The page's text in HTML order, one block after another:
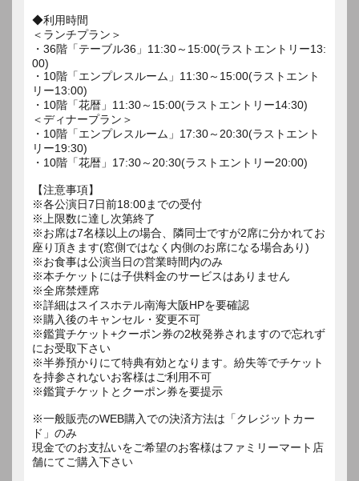
◆利用時間
＜ランチプラン＞
・36階「テーブル36」11:30～15:00(ラストエントリー13:
00)
・10階「エンプレスルーム」11:30～15:00(ラストエント
リー13:00)
・10階「花暦」11:30～15:00(ラストエントリー14:30)
＜ディナープラン＞
・10階「エンプレスルーム」17:30～20:30(ラストエント
リー19:30)
・10階「花暦」17:30～20:30(ラストエントリー20:00)
【注意事項】
※各公演日7日前18:00までの受付
※上限数に達し次第終了
※お席は7名様以上の場合、隣同士ですが2席に分かれてお
座り頂きます(窓側ではなく内側のお席になる場合あり)
※お食事は公演当日の営業時間内のみ
※本チケットには子供料金のサービスはありません
※全席禁煙席
※詳細はスイスホテル南海大阪HPを要確認
※購入後のキャンセル・変更不可
※鑑賞チケット+クーポン券の2枚発券されますので忘れず
にお受取下さい
※半券預かりにて特典有効となります。紛失等でチケット
を持参されないお客様はご利用不可
※鑑賞チケットとクーポン券を要提示
※一般販売のWEB購入での決済方法は「クレジットカー
ド」のみ
現金でのお支払いをご希望のお客様はファミリーマート店
舗にてご購入下さい